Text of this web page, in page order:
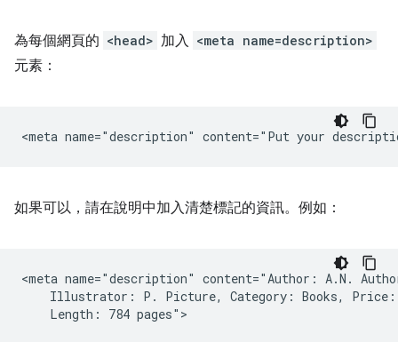
為每個網頁的 <head> 加入 <meta name=description>
元素：
如果可以，請在說明中加入清楚標記的資訊。例如：
<meta name="description" content="Author: A.N.
Illustrator: P. Picture, Category: Books,